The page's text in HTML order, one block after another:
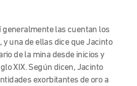
generalmente las cuentan los
y una de ellas dice que Jacinto
de la mina desde inicios y
XIX. Según dicen, Jacinto
exorbitantes de oro a